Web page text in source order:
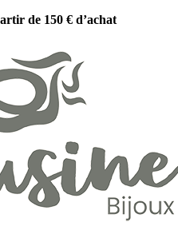
de 150 € d’achat